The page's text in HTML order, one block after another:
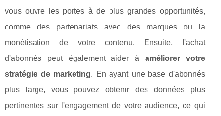
vous ouvre les portes à de plus grandes opportunités,
comme des partenariats avec des marques ou la
monétisation de votre contenu. Ensuite, l'achat
d'abonnés peut également aider à améliorer votre
stratégie de marketing. En ayant une base d'abonnés
plus large, vous pouvez obtenir des données plus
pertinentes sur l'engagement de votre audience, ce qui